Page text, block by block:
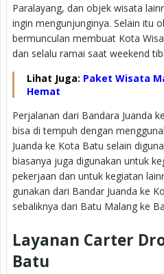
Paralayang, dan objek wisata
ingin mengunjunginya. Selain itu
bermunculan membuat Kota
dan selalu ramai saat weekend
Lihat Juga: Paket Wisata
Hemat
Perjalanan dari Bandara Juanda
bisa di tempuh dengan
Juanda ke Kota Batu selain
biasanya juga digunakan untuk
pekerjaan dan untuk kegiatan
gunakan dari Bandar Juanda ke
sebaliknya dari Batu Malang ke
Layanan Carter
Batu